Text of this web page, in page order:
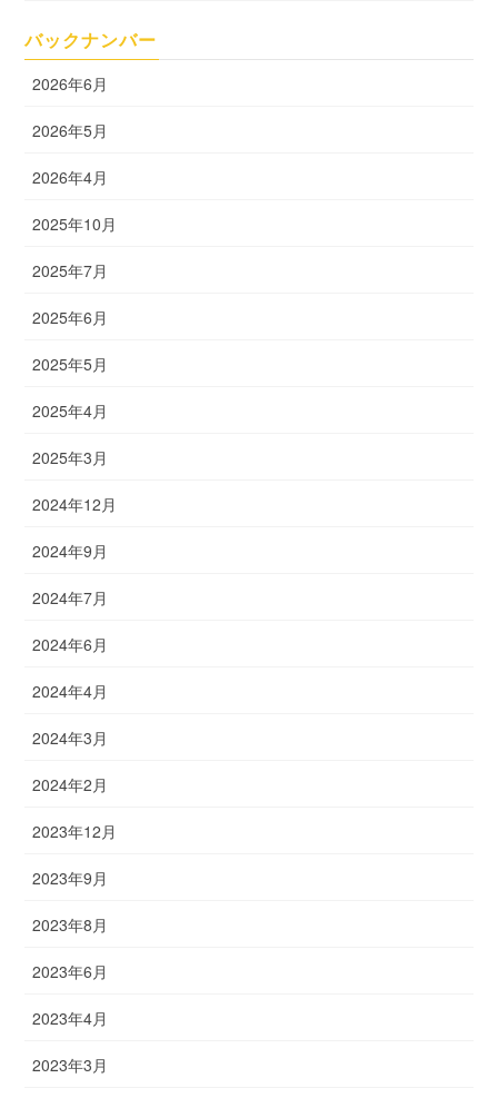
バックナンバー
2026年6月
2026年5月
2026年4月
2025年10月
2025年7月
2025年6月
2025年5月
2025年4月
2025年3月
2024年12月
2024年9月
2024年7月
2024年6月
2024年4月
2024年3月
2024年2月
2023年12月
2023年9月
2023年8月
2023年6月
2023年4月
2023年3月